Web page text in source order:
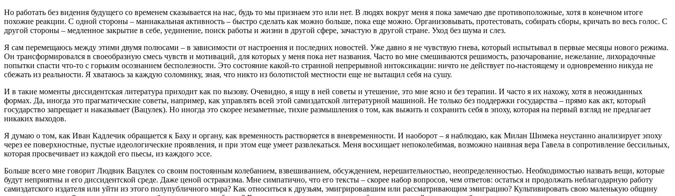
Но работать без видения будущего со временем сказывается на нас, будь то мы признаем это или нет. В людях вокруг меня я пока замечаю две противоположные, хотя в конечном итоге
похожие реакции. С одной стороны – маниакальная активность – быстро сделать как можно больше, пока еще можно. Организовывать, протестовать, собирать сборы, кричать во весь голос. С
другой стороны – медленное закрытие в себе, уединение, поиск работы и жизни в другой сфере, зачастую в другой стране. Уход без шума и слез.
Я сам перемещаюсь между этими двумя полюсами – в зависимости от настроения и последних новостей. Уже давно я не чувствую гнева, который испытывал в первые месяцы нового режима.
Он трансформировался в своеобразную смесь чувств и мотиваций, для которых у меня пока нет названия. Часто во мне смешиваются решимость, разочарование, нежелание, лихорадочные
попытки спасти что-то с горьким осознанием бесполезности. Это состояние какой-то странной непрерывной интоксикации: ничто не действует по-настоящему и одновременно никуда не
сбежать из реальности. Я хватаюсь за каждую соломинку, зная, что никто из болотистой местности еще не вытащил себя на сушу.
И в такие моменты диссидентская литература приходит как по вызову. Очевидно, я ищу в ней советы и утешение, это мне ясно и без терапии. И часто я их нахожу, хотя в неожиданных
формах. Да, иногда это прагматические советы, например, как управлять всей этой самиздатской литературной машиной. Не только без поддержки государства – прямо как акт, который
государство запрещает и наказывает (Вацулек). Но иногда это скорее незаметные, тихие размышления о том, как выжить и сохранить себя в эпоху, которая на первый взгляд не предлагает
никаких выходов.
Я думаю о том, как Иван Кадлечик обращается к Баху и органу, как временность растворяется в вневременности. И наоборот – я наблюдаю, как Милан Шимека неустанно анализирует эпоху
через ее поверхностные, пустые идеологические проявления, и при этом еще умеет развлекаться. Меня восхищает непоколебимая, возможно наивная вера Гавела в сопротивление бессильных,
которая просвечивает из каждой его пьесы, из каждого эссе.
Больше всего мне говорит Людвик Вацулек со своим постоянным колебанием, взвешиванием, обсуждением, нерешительностью, неопределенностью. Необходимостью назвать вещи, которые
будут неприятны и его диссидентской среде. Даже ценой остракизма. Мне симпатично, что его тексты – скорее набор вопросов, чем ответов: остаться и продолжать неблагодарную работу
самиздатского издателя или уйти из этого полупубличного мира? Как относиться к друзьям, эмигрировавшим или рассматривающим эмиграцию? Культивировать свою маленькую общину